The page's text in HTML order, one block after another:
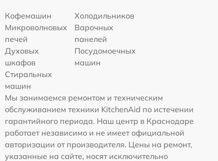
Кофемашин
Холодильников
Микроволновых
печей
Варочных
панелей
Духовых
шкафов
Посудомоечных
машин
Стиральных
машин
Мы занимаемся ремонтом и техническим
обслуживанием техники KitchenAid по истечении
гарантийного периода. Наш центр в Краснодаре
работает независимо и не имеет официальной
авторизации от производителя. Цены на ремонт,
указанные на сайте, носят исключительно